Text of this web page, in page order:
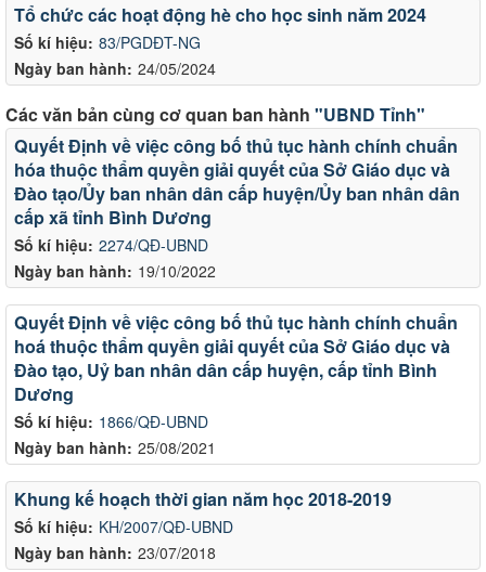
Số kí hiệu: 83/PGDĐT-NG
Ngày ban hành: 24/05/2024
Tổ chức các hoạt động hè cho học sinh năm 2024
Các văn bản cùng cơ quan ban hành "UBND Tỉnh"
Số kí hiệu: 2274/QĐ-UBND
Ngày ban hành: 19/10/2022
Quyết Định về việc công bố thủ tục hành chính chuẩn
hóa thuộc thẩm quyền giải quyết của Sở Giáo dục và
Đào tạo/Ủy ban nhân dân cấp huyện/Ủy ban nhân dân
cấp xã tỉnh Bình Dương
Số kí hiệu: 1866/QĐ-UBND
Ngày ban hành: 25/08/2021
Quyết Định về việc công bố thủ tục hành chính chuẩn
hoá thuộc thẩm quyền giải quyết của Sở Giáo dục và
Đào tạo, Uỷ ban nhân dân cấp huyện, cấp tỉnh Bình
Dương
Số kí hiệu: KH/2007/QĐ-UBND
Ngày ban hành: 23/07/2018
Khung kế hoạch thời gian năm học 2018-2019